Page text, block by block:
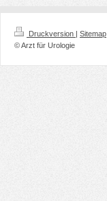
Druckversion | Sitemap
© Arzt für Urologie